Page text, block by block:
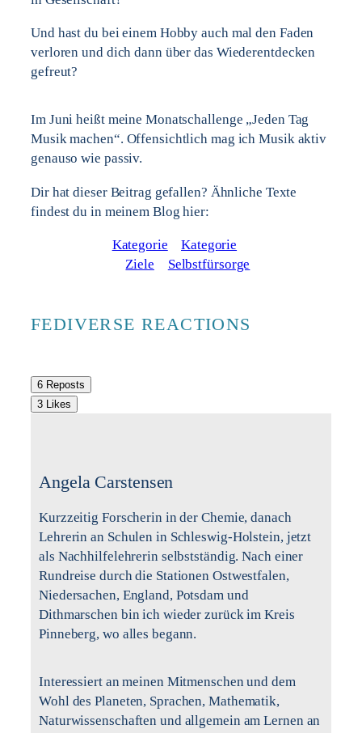
Und hast du bei einem Hobby auch mal den Faden
verloren und dich dann über das Wiederentdecken
gefreut?
Im Juni heißt meine Monatschallenge „Jeden Tag
Musik machen“. Offensichtlich mag ich Musik aktiv
genauso wie passiv.
Dir hat dieser Beitrag gefallen? Ähnliche Texte
findest du in meinem Blog hier:
Kategorie
Ziele
Kategorie
Selbstfürsorge
FEDIVERSE REACTIONS
6 Reposts
3 Likes
Angela Carstensen
Kurzzeitig Forscherin in der Chemie, danach
Lehrerin an Schulen in Schleswig-Holstein, jetzt
als Nachhilfelehrerin selbstständig. Nach einer
Rundreise durch die Stationen Ostwestfalen,
Niedersachen, England, Potsdam und
Dithmarschen bin ich wieder zurück im Kreis
Pinneberg, wo alles begann.
Interessiert an meinen Mitmenschen und dem
Wohl des Planeten, Sprachen, Mathematik,
Naturwissenschaften und allgemein am Lernen an